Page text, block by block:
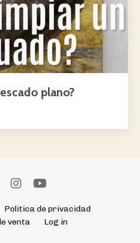
plano?
Politica de privacidad
venta
Log in